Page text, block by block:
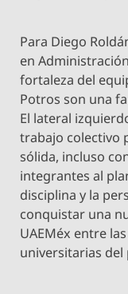
Para Diego
en
fortaleza del
Potros son una
El lateral
trabajo colectivo
sólida, incluso
integrantes al
disciplina y la
conquistar una
UAEMéx entre
universitarias del